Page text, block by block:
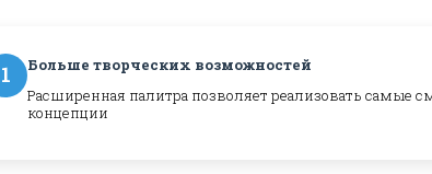
1
Больше творческих возможностей
Расширенная палитра позволяет реализовать самые
концепции